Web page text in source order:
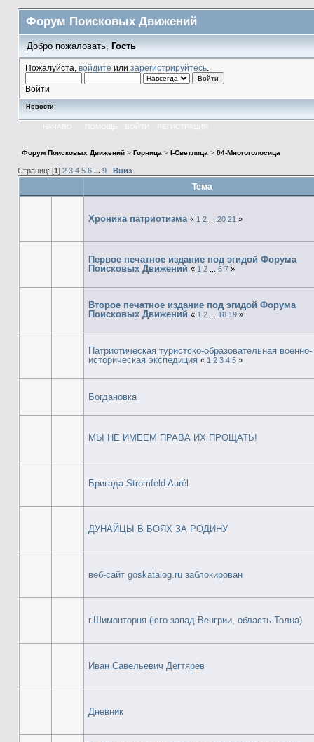
Форум Поисковых Движений
Добро пожаловать, Гость
Пожалуйста, войдите или зарегистрируйтесь.
Войти
Новости:
НАЧАЛО ПОМОЩЬ ВОЙТИ РЕГИСТРАЦИЯ
Форум Поисковых Движений> Горница> I-Светлица> 04-Многоголосица
Страниц: [1 ] 2 3 4 5 6 ... 9 Вниз
Тема
Хроника патриотизма « 1 2... 20 21 »
Первое печатное издание под эгидой Форума
Поисковых Движений « 1 2... 6 7»
Второе печатное издание под эгидой Форума
Поисковых Движений « 1 2... 18 19»
Патриотическая туристско-образовательная военно-
историческая экспедиция « 1 2 3 4 5»
Богдановка
МЫ НЕ ИМЕЕМ ПРАВА ИХ ПРОЩАТЬ!
Бригада Stromfeld Aurél
ДУНАЙЦЫ В БОЯХ ЗА РОДИНУ
веб-сайт goskatalog.ru заблокирован
г.Шимонторня (юго-запад Венгрии, область Толна)
Иван Савельевич Дегтярёв
Дневник